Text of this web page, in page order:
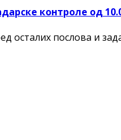
контроле од
осталих послова и